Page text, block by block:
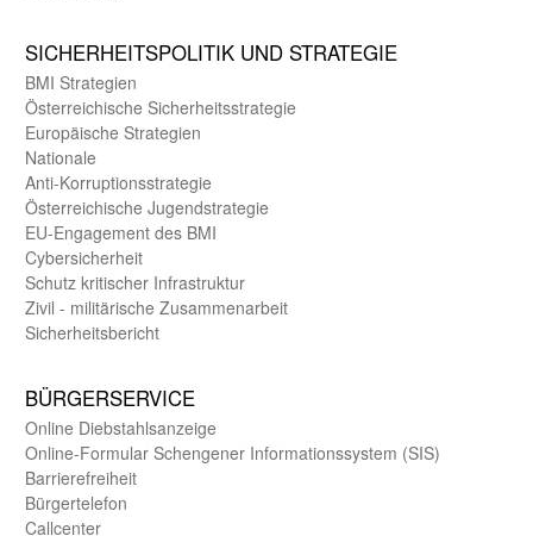
SICHER­HEITS­POLITIK UND STRATEGIE
BMI Strategien
Öster­reichische Sicherheits­strategie
Europäische Strategien
Nationale
Anti-Korruptions­strategie
Öster­reichische Jugend­strategie
EU-Engagement des BMI
Cybersicherheit
Schutz kritischer Infra­struktur
Zivil - militärische Zusammen­arbeit
Sicherheits­bericht
BÜRGER­SERVICE
Online Diebstahls­anzeige
Online-Formular Schengener Informationssystem (SIS)
Barriere­freiheit
Bürger­telefon
Call­center